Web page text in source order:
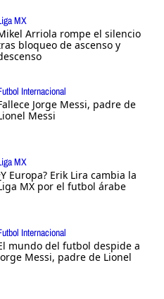
MX
Arriola rompe el silencio
bloqueo de ascenso y
Internacional
Jorge Messi, padre de
Messi
MX
Europa? Erik Lira cambia la
MX por el futbol árabe
Internacional
mundo del futbol despide a
Messi, padre de Lionel